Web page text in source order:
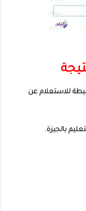
للاستعلام عن
بالجيزة.